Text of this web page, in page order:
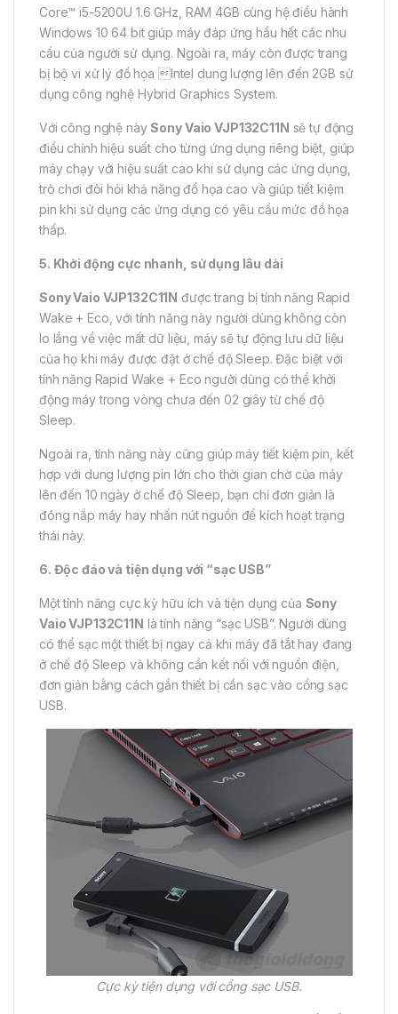
Core™ i5-5200U 1.6 GHz, RAM 4GB cùng hệ điều hành
Windows 10 64 bit giúp máy đáp ứng hầu hết các nhu
cầu của người sử dụng. Ngoài ra, máy còn được trang
bị bộ vi xử lý đồ họa Intel dung lượng lên đến 2GB sử
dụng công nghệ Hybrid Graphics System.
Với công nghệ nàySony Vaio VJP132C11N sẽ tự động
điều chỉnh hiệu suất cho từng ứng dụng riêng biệt, giúp
máy chạy với hiệu suất cao khi sử dụng các ứng dụng,
trò chơi đòi hỏi khả năng đồ họa cao và giúp tiết kiệm
pin khi sử dụng các ứng dụng có yêu cầu mức đồ họa
thấp.
5. Khởi động cực nhanh, sử dụng lâu dài
Sony Vaio VJP132C11N được trang bị tính năng Rapid
Wake + Eco, với tính năng này người dùng không còn
lo lắng về việc mất dữ liệu, máy sẽ tự động lưu dữ liệu
của họ khi máy được đặt ở chế độ Sleep. Đặc biệt với
tính năng Rapid Wake + Eco người dùng có thể khởi
động máy trong vòng chưa đến 02 giây từ chế độ
Sleep.
Ngoài ra, tính năng này cũng giúp máy tiết kiệm pin, kết
hợp với dung lượng pin lớn cho thời gian chờ của máy
lên đến 10 ngày ở chế độ Sleep, bạn chỉ đơn giản là
đóng nắp máy hay nhấn nút nguồn để kích hoạt trạng
thái này.
6. Độc đáo và tiện dụng với “sạc USB”
Một tính năng cực kỳ hữu ích và tiện dụng của Sony
Vaio VJP132C11N là tính năng “sạc USB”. Người dùng
có thể sạc một thiết bị ngay cả khi máy đã tắt hay đang
ở chế độ Sleep và không cần kết nối với nguồn điện,
đơn giản bằng cách gắn thiết bị cần sạc vào cổng sạc
USB.
Cực kỳ tiện dụng với cổng sạc USB.